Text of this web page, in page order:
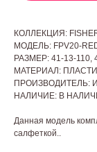
КОЛЛЕКЦИЯ:
МОДЕЛЬ: FPV20-
РАЗМЕР: 41-13-110,
МАТЕРИАЛ:
ПРОИЗВОДИТЕЛЬ:
НАЛИЧИЕ: В
Данная модель
салфеткой..